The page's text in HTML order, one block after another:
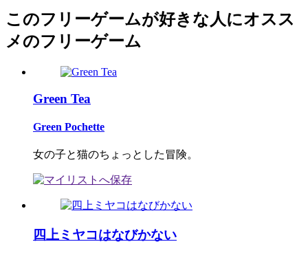
このフリーゲームが好きな人にオスス
メのフリーゲーム
Green Tea
Green Pochette
女の子と猫のちょっとした冒険。
四上ミヤコはなびかない